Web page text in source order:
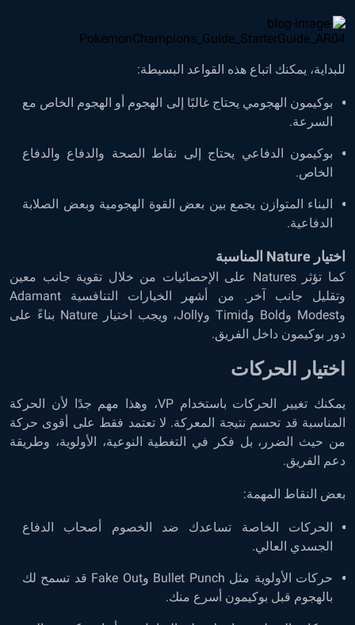
للبداية، يمكنك اتباع هذه القواعد البسيطة:
بوكيمون الهجومي يحتاج غالبًا إلى الهجوم أو الهجوم الخاص مع
السرعة.
بوكيمون الدفاعي يحتاج إلى نقاط الصحة والدفاع والدفاع
الخاص.
البناء المتوازن يجمع بين بعض القوة الهجومية وبعض الصلابة
الدفاعية.
اختيار Nature المناسبة
كما تؤثر Natures على الإحصائيات من خلال تقوية جانب معين
وتقليل جانب آخر. من أشهر الخيارات التنافسية Adamant
وModest وBold وTimid وJolly، ويجب اختيار Nature بناءً على
دور بوكيمون داخل الفريق.
اختيار الحركات
يمكنك تغيير الحركات باستخدام VP، وهذا مهم جدًا لأن الحركة
المناسبة قد تحسم نتيجة المعركة. لا تعتمد فقط على أقوى حركة
من حيث الضرر، بل فكر في التغطية النوعية، الأولوية، وطريقة
دعم الفريق.
بعض النقاط المهمة:
الحركات الخاصة تساعدك ضد الخصوم أصحاب الدفاع
الجسدي العالي.
حركات الأولوية مثل Bullet Punch وFake Out قد تسمح لك
بالهجوم قبل بوكيمون أسرع منك.